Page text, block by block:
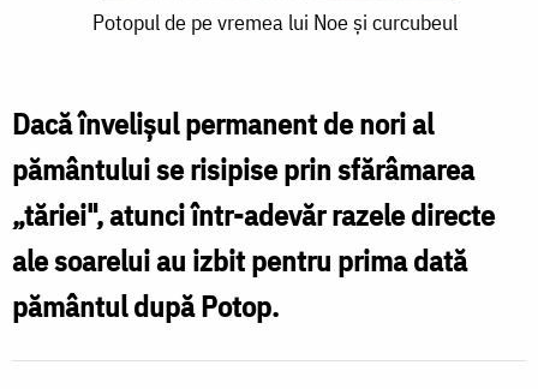
Potopul
pe
vremea
lui
Noe
și
curcubeul
Potopul de pe vremea lui Noe și curcubeul
Dacă învelişul permanent de nori al
pământului se risipise prin sfărâmarea
„tăriei", atunci într-adevăr razele directe
ale soarelui au izbit pentru prima dată
pământul după Potop.